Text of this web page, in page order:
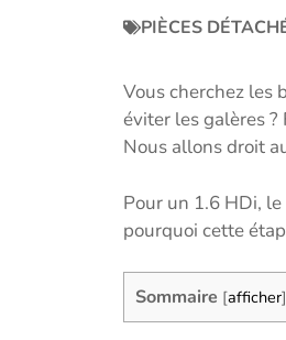
PIÈCES
Vous cherchez les
éviter les galères ?
Nous allons droit
Pour un 1.6 HDi,
pourquoi cette
Sommaire [afficher]